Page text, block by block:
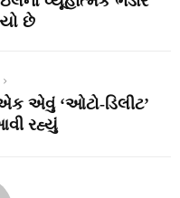
છે
એવું ‘ઓટો-ડિલીટ’
રહ્યું